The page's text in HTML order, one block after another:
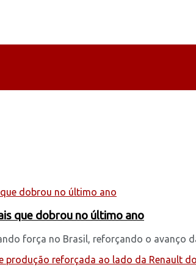
que dobrou no último ano
força no Brasil, reforçando o avanço